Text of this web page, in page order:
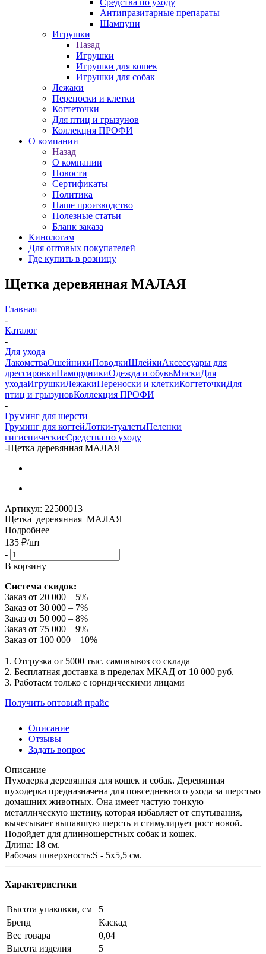
Средства по уходу
Антипразитарные препараты
Шампуни
Игрушки
Назад
Игрушки
Игрушки для кошек
Игрушки для собак
Лежаки
Переноски и клетки
Когтеточки
Для птиц и грызунов
Коллекция ПРОФИ
О компании
Назад
О компании
Новости
Сертификаты
Политика
Наше производство
Полезные статьи
Бланк заказа
Кинологам
Для оптовых покупателей
Где купить в розницу
Щетка деревянная МАЛАЯ
Главная
-
Каталог
-
Для ухода
ЛакомстваОшейникиПоводкиШлейкиАксессуары для
дрессировкиНамордникиОдежда и обувьМискиДля
уходаИгрушкиЛежакиПереноски и клеткиКогтеточкиДля
птиц и грызуновКоллекция ПРОФИ
-
Груминг для шерсти
Груминг для когтейЛотки-туалетыПеленки
гигиеническиеСредства по уходу
-Щетка деревянная МАЛАЯ
Артикул: 22500013
Щетка деревянная МАЛАЯ
Подробнее
135 ₽/шт
-
+
В корзину
Система скидок:
Заказ от 20 000 – 5%
Заказ от 30 000 – 7%
Заказ от 50 000 – 8%
Заказ от 75 000 – 9%
Заказ от 100 000 – 10%
1. Отгрузка от 5000 тыс. самовывоз со склада
2. Бесплатная доставка в пределах МКАД от 10 000 руб.
3. Работаем только с юридическими лицами
Получить оптовый прайс
Описание
Отзывы
Задать вопрос
Описание
Пуходерка деревянная для кошек и собак. Деревянная
пуходерка предназначена для повседневного ухода за шерстью
домашних животных. Она имеет частую тонкую
металлическую щетину, которая избавляет от спутывания,
вычесывает выпавшую шерсть и стимулирует рост новой.
Подойдет для длинношерстных собак и кошек.
Длина: 18 см.
Рабочая поверхность:S - 5х5,5 см.
Характеристики
Высота упаковки, см
5
Бренд
Каскад
Вес товара
0,04
Высота изделия
5